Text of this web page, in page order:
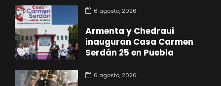
6 agosto, 2026
Armenta y Chedraui
inauguran Casa Carmen
Serdán 25 en Puebla
6 agosto, 2026